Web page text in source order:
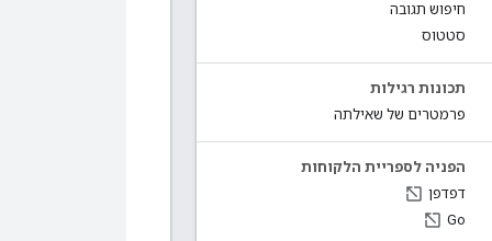
חיפוש תגובה
סטטוס
תכונות רגילות
פרמטרים של שאילתה
הפניה לספריית הלקוחות
דפדפן
Go